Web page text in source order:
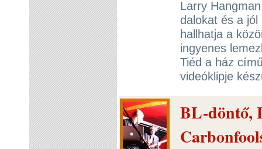
Larry
dalokat és a
hallhatja a
ingyenes
Tiéd a ház
videóklipje
BL-döntő,